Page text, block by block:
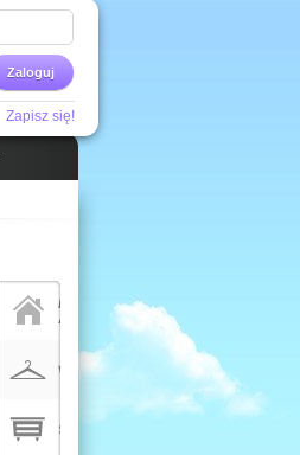
Zaloguj
Zapisz się!